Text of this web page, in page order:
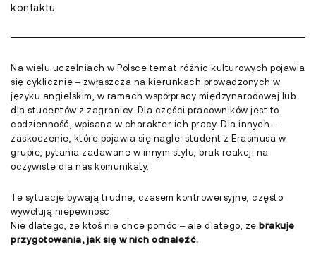
kontaktu.
Na wielu uczelniach w Polsce temat różnic kulturowych pojawia
się cyklicznie – zwłaszcza na kierunkach prowadzonych w
języku angielskim, w ramach współpracy międzynarodowej lub
dla studentów z zagranicy. Dla części pracowników jest to
codzienność, wpisana w charakter ich pracy. Dla innych –
zaskoczenie, które pojawia się nagle: student z Erasmusa w
grupie, pytania zadawane w innym stylu, brak reakcji na
oczywiste dla nas komunikaty.
Te sytuacje bywają trudne, czasem kontrowersyjne, często
wywołują niepewność.
Nie dlatego, że ktoś nie chce pomóc – ale dlatego, że brakuje
przygotowania, jak się w nich odnaleźć.